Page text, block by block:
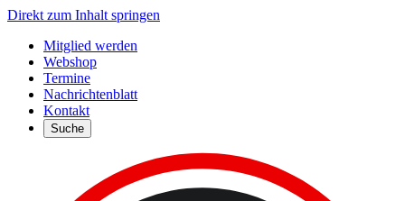
Direkt zum Inhalt springen
Mitglied werden
Webshop
Termine
Nachrichtenblatt
Kontakt
Suche